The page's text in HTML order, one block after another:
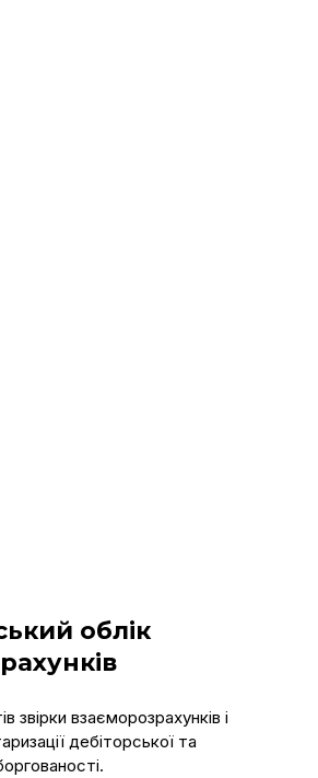
облік
звірки взаєморозрахунків і
дебіторської та